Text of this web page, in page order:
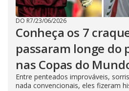
DO R7/23/06/2026
Conheça os 7
passaram longe do
nas Copas do
Entre penteados improváveis,
nada convencionais, eles fizeram